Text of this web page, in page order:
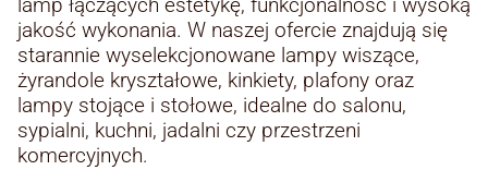
lamp łączących estetykę, funkcjonalność i wysoką
jakość wykonania. W naszej ofercie znajdują się
starannie wyselekcjonowane lampy wiszące,
żyrandole kryształowe, kinkiety, plafony oraz
lampy stojące i stołowe, idealne do salonu,
sypialni, kuchni, jadalni czy przestrzeni
komercyjnych.